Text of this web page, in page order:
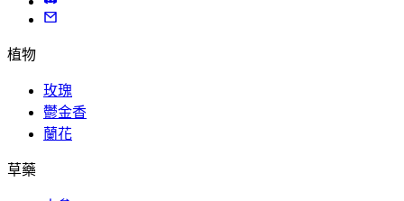
植物
玫瑰
鬱金香
蘭花
草藥